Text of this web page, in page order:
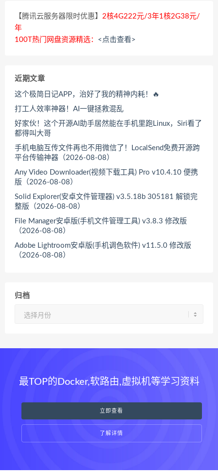
【腾讯云服务器限时优惠】 2核4G222元/3年1核2G38元/
年
100T热门网盘资源精选： <点击查看>
近期文章
这个极简日记APP，治好了我的精神内耗！🔥
打工人效率神器！AI一键拯救混乱
好家伙！这个开源AI助手居然能在手机里跑Linux，Siri看了
都得叫大哥
手机电脑互传文件再也不用微信了！LocalSend免费开源跨
平台传输神器（2026-08-08）
Any Video Downloader(视频下载工具) Pro v10.4.10 便携
版（2026-08-08）
Solid Explorer(安卓文件管理器) v3.5.18b 305181 解锁完
整版（2026-08-08）
File Manager安卓版(手机文件管理工具) v3.8.3 修改版
（2026-08-08）
Adobe Lightroom安卓版(手机调色软件) v11.5.0 修改版
（2026-08-08）
归档
最TOP的Docker,软路由,虚拟机等学习资料
立即查看
了解详情